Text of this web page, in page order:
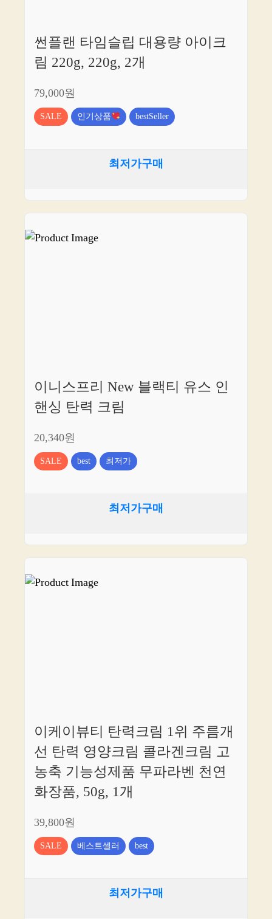
썬플랜 타임슬립 대용량 아이크
림 220g, 220g, 2개
79,000원
SALE 인기상품 bestSeller
최저가구매
이니스프리 New 블랙티 유스 인
핸싱 탄력 크림
20,340원
SALE best 최저가
최저가구매
이케이뷰티 탄력크림 1위 주름개
선 탄력 영양크림 콜라겐크림 고
농축 기능성제품 무파라벤 천연
화장품, 50g, 1개
39,800원
SALE 베스트셀러 best
최저가구매